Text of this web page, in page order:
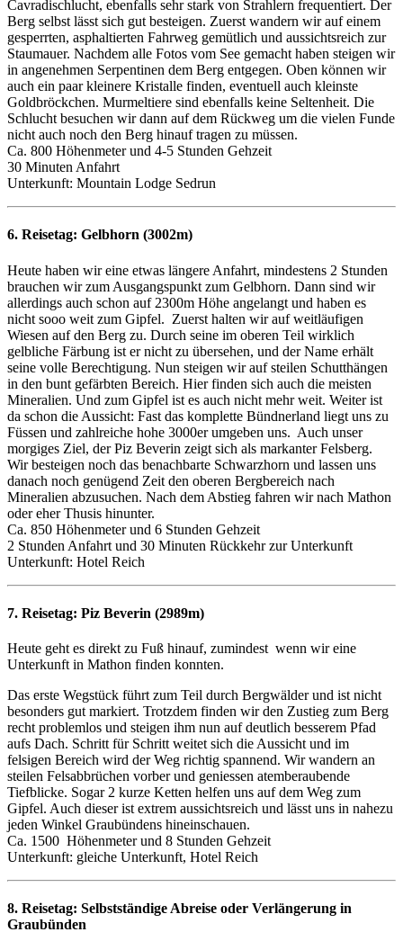
Cavradischlucht, ebenfalls sehr stark von Strahlern frequentiert. Der
Berg selbst lässt sich gut besteigen. Zuerst wandern wir auf einem
gesperrten, asphaltierten Fahrweg gemütlich und aussichtsreich zur
Staumauer. Nachdem alle Fotos vom See gemacht haben steigen wir
in angenehmen Serpentinen dem Berg entgegen. Oben können wir
auch ein paar kleinere Kristalle finden, eventuell auch kleinste
Goldbröckchen. Murmeltiere sind ebenfalls keine Seltenheit. Die
Schlucht besuchen wir dann auf dem Rückweg um die vielen Funde
nicht auch noch den Berg hinauf tragen zu müssen.
Ca. 800 Höhenmeter und 4-5 Stunden Gehzeit
30 Minuten Anfahrt
Unterkunft: Mountain Lodge Sedrun
6. Reisetag: Gelbhorn (3002m)
Heute haben wir eine etwas längere Anfahrt, mindestens 2 Stunden
brauchen wir zum Ausgangspunkt zum Gelbhorn. Dann sind wir
allerdings auch schon auf 2300m Höhe angelangt und haben es
nicht sooo weit zum Gipfel. Zuerst halten wir auf weitläufigen
Wiesen auf den Berg zu. Durch seine im oberen Teil wirklich
gelbliche Färbung ist er nicht zu übersehen, und der Name erhält
seine volle Berechtigung. Nun steigen wir auf steilen Schutthängen
in den bunt gefärbten Bereich. Hier finden sich auch die meisten
Mineralien. Und zum Gipfel ist es auch nicht mehr weit. Weiter ist
da schon die Aussicht: Fast das komplette Bündnerland liegt uns zu
Füssen und zahlreiche hohe 3000er umgeben uns. Auch unser
morgiges Ziel, der Piz Beverin zeigt sich als markanter Felsberg.
Wir besteigen noch das benachbarte Schwarzhorn und lassen uns
danach noch genügend Zeit den oberen Bergbereich nach
Mineralien abzusuchen. Nach dem Abstieg fahren wir nach Mathon
oder eher Thusis hinunter.
Ca. 850 Höhenmeter und 6 Stunden Gehzeit
2 Stunden Anfahrt und 30 Minuten Rückkehr zur Unterkunft
Unterkunft: Hotel Reich
7. Reisetag: Piz Beverin (2989m)
Heute geht es direkt zu Fuß hinauf, zumindest wenn wir eine
Unterkunft in Mathon finden konnten.
Das erste Wegstück führt zum Teil durch Bergwälder und ist nicht
besonders gut markiert. Trotzdem finden wir den Zustieg zum Berg
recht problemlos und steigen ihm nun auf deutlich besserem Pfad
aufs Dach. Schritt für Schritt weitet sich die Aussicht und im
felsigen Bereich wird der Weg richtig spannend. Wir wandern an
steilen Felsabbrüchen vorber und geniessen atemberaubende
Tiefblicke. Sogar 2 kurze Ketten helfen uns auf dem Weg zum
Gipfel. Auch dieser ist extrem aussichtsreich und lässt uns in nahezu
jeden Winkel Graubündens hineinschauen.
Ca. 1500 Höhenmeter und 8 Stunden Gehzeit
Unterkunft: gleiche Unterkunft, Hotel Reich
8. Reisetag: Selbstständige Abreise oder Verlängerung in
Graubünden